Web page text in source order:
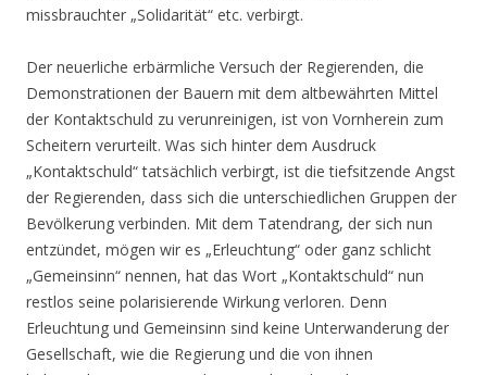
missbrauchter „Solidarität“ etc. verbirgt.
Der neuerliche erbärmliche Versuch der Regierenden, die
Demonstrationen der Bauern mit dem altbewährten Mittel
der Kontaktschuld zu verunreinigen, ist von Vornherein zum
Scheitern verurteilt. Was sich hinter dem Ausdruck
„Kontaktschuld“ tatsächlich verbirgt, ist die tiefsitzende Angst
der Regierenden, dass sich die unterschiedlichen Gruppen der
Bevölkerung verbinden. Mit dem Tatendrang, der sich nun
entzündet, mögen wir es „Erleuchtung“ oder ganz schlicht
„Gemeinsinn“ nennen, hat das Wort „Kontaktschuld“ nun
restlos seine polarisierende Wirkung verloren. Denn
Erleuchtung und Gemeinsinn sind keine Unterwanderung der
Gesellschaft, wie die Regierung und die von ihnen